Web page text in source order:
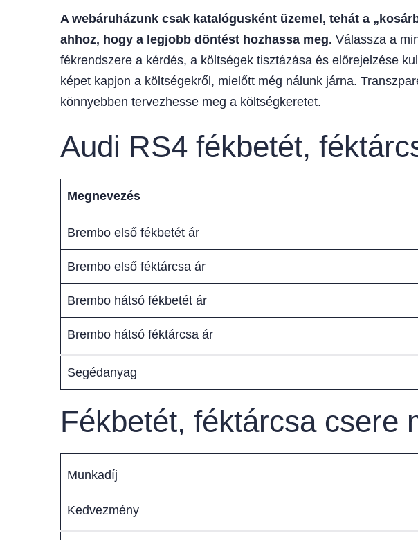
A webáruházunk csak katalógusként üzemel, tehát a
ahhoz, hogy a legjobb döntést hozhassa meg. Válassza a
fékrendszere a kérdés, a költségek tisztázása és előrejelzése
képet kapjon a költségekről, mielőtt még nálunk járna.
könnyebben tervezhesse meg a költségkeretet.
Audi RS4 fékbetét,
Megnevezés
Brembo első fékbetét ár
Brembo első féktárcsa ár
Brembo hátsó fékbetét ár
Brembo hátsó féktárcsa ár
Segédanyag
Fékbetét, féktárcsa csere
Munkadíj
Kedvezmény